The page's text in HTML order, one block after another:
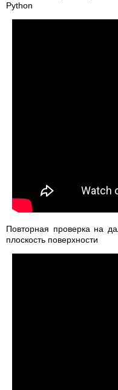
Python
Повторная проверка на
плоскость поверхности